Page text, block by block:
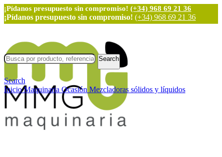
¡Pídanos presupuesto sin compromiso! (+34) 968 69 21 36
¡Pídanos presupuesto sin compromiso! (+34) 968 69 21 36
Search
Search
InicioMaquinaria Ocasión Mezcladoras sólidos y líquidos